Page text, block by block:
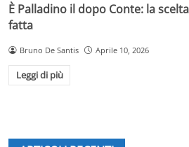
È Palladino il dopo Conte: la
fatta
Bruno De Santis Aprile 10, 2026
Leggi di più